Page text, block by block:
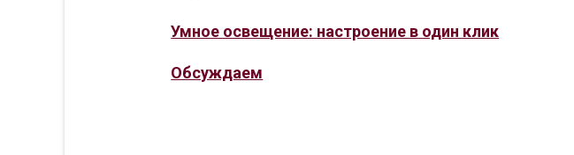
Умное освещение: настроение в один клик
Обсуждаем